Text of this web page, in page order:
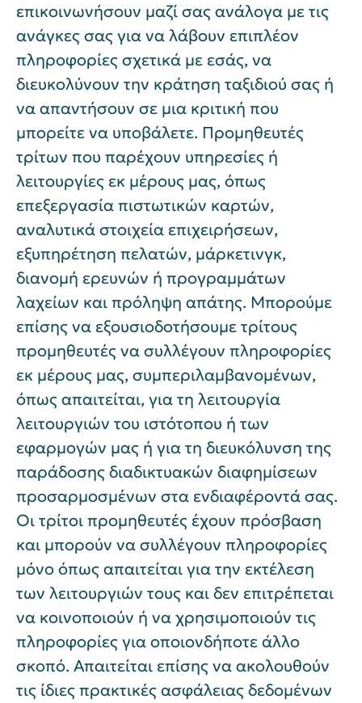
επικοινωνήσουν μαζί σας ανάλογα με τις
ανάγκες σας για να λάβουν επιπλέον
πληροφορίες σχετικά με εσάς, να
διευκολύνουν την κράτηση ταξιδιού σας ή
να απαντήσουν σε μια κριτική που
μπορείτε να υποβάλετε. Προμηθευτές
τρίτων που παρέχουν υπηρεσίες ή
λειτουργίες εκ μέρους μας, όπως
επεξεργασία πιστωτικών καρτών,
αναλυτικά στοιχεία επιχειρήσεων,
εξυπηρέτηση πελατών, μάρκετινγκ,
διανομή ερευνών ή προγραμμάτων
λαχείων και πρόληψη απάτης. Μπορούμε
επίσης να εξουσιοδοτήσουμε τρίτους
προμηθευτές να συλλέγουν πληροφορίες
εκ μέρους μας, συμπεριλαμβανομένων,
όπως απαιτείται, για τη λειτουργία
λειτουργιών του ιστότοπου ή των
εφαρμογών μας ή για τη διευκόλυνση της
παράδοσης διαδικτυακών διαφημίσεων
προσαρμοσμένων στα ενδιαφέροντά σας.
Οι τρίτοι προμηθευτές έχουν πρόσβαση
και μπορούν να συλλέγουν πληροφορίες
μόνο όπως απαιτείται για την εκτέλεση
των λειτουργιών τους και δεν επιτρέπεται
να κοινοποιούν ή να χρησιμοποιούν τις
πληροφορίες για οποιονδήποτε άλλο
σκοπό. Απαιτείται επίσης να ακολουθούν
τις ίδιες πρακτικές ασφάλειας δεδομένων